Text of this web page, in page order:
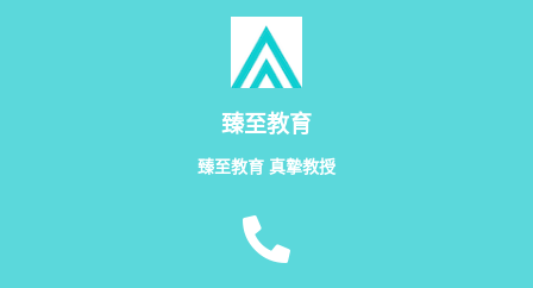
臻至教育
臻至教育 真摯教授